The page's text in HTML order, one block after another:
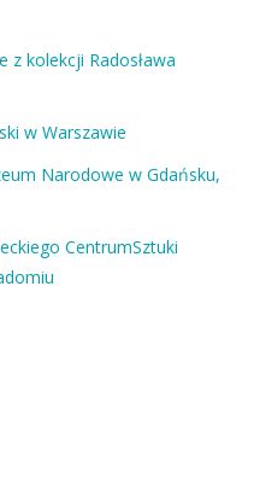
z kolekcji Radosława
w Warszawie
Narodowe w Gdańsku,
CentrumSztuki